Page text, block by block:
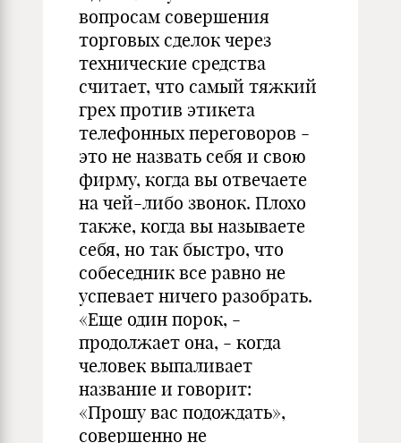
вопросам совершения
торговых сделок через
технические средства
считает, что самый тяжкий
грех против этикета
телефонных переговоров -
это не назвать себя и свою
фирму, когда вы отвечаете
на чей-либо звонок. Плохо
также, когда вы называете
себя, но так быстро, что
собеседник все равно не
успевает ничего разобрать.
«Еще один порок, -
продолжает она, - когда
человек выпаливает
название и говорит:
«Прошу вас подождать»,
совершенно не